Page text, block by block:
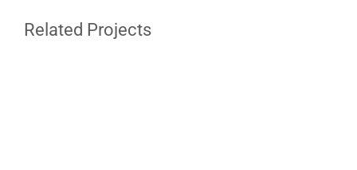
Related Projects